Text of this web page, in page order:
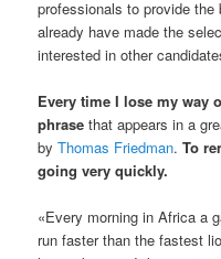
professionals to provide
already have made the
interested in other
Every time I lose my way
phrase that appears in a
byThomas Friedman.To
going very quickly.
«Every morning in Africa a
run faster than the fastest